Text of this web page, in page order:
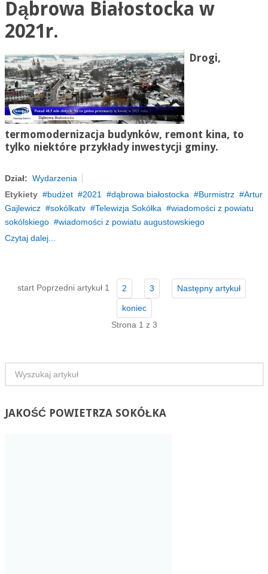
Dąbrowa Białostocka w
2021r.
Drogi,
termomodernizacja budynków, remont kina, to
tylko niektóre przykłady inwestycji gminy.
Dział: Wydarzenia
Etykiety
budżet 2021 dąbrowa białostocka Burmistrz
Artur
Gajlewicz
sokólkatv Telewizja Sokółka
wiadomości z powiatu
sokólskiego
wiadomości z powiatu augustowskiego
Czytaj dalej...
start Poprzedni artykuł 1 2 3 Następny artykuł
koniec
Strona 1 z 3
JAKOŚĆPOWIETRZA SOKÓŁKA